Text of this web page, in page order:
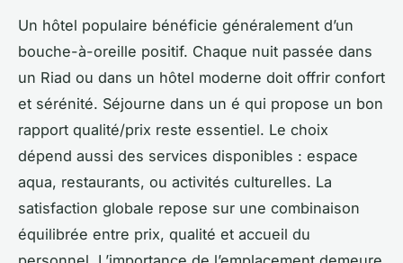
Un hôtel populaire bénéficie généralement d’un
bouche-à-oreille positif. Chaque nuit passée dans
un Riad ou dans un hôtel moderne doit offrir confort
et sérénité. Séjourne dans un é qui propose un bon
rapport qualité/prix reste essentiel. Le choix
dépend aussi des services disponibles : espace
aqua, restaurants, ou activités culturelles. La
satisfaction globale repose sur une combinaison
équilibrée entre prix, qualité et accueil du